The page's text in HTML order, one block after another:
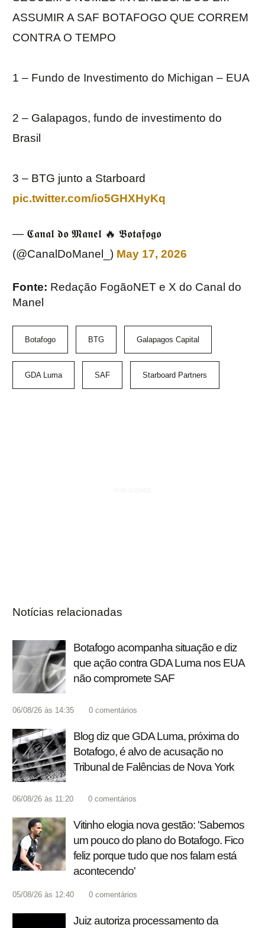
ASSUMIR A SAF BOTAFOGO QUE CORREM
CONTRA O TEMPO
1 – Fundo de Investimento do Michigan – EUA
2 – Galapagos, fundo de investimento do
Brasil
3 – BTG junto a Starboard
pic.twitter.com/io5GHXHyKq
— 𝕮𝖆𝖓𝖆𝖑 𝖉𝖔 𝕸𝖆𝖓𝖊𝖑 🔥 𝕭𝖔𝖙𝖆𝖋𝖔𝖌𝖔
(@CanalDoManel_) May 17, 2026
Fonte: Redação FogãoNET e X do Canal do
Manel
Botafogo BTG Galapagos Capital
GDA Luma SAF Starboard Partners
Notícias relacionadas
Botafogo acompanha situação e diz
que ação contra GDA Luma nos EUA
não compromete SAF
06/08/26 às 14:35 0 comentários
Blog diz que GDA Luma, próxima do
Botafogo, é alvo de acusação no
Tribunal de Falências de Nova York
06/08/26 às 11:20 0 comentários
Vitinho elogia nova gestão: 'Sabemos
um pouco do plano do Botafogo. Fico
feliz porque tudo que nos falam está
acontecendo'
05/08/26 às 12:40 0 comentários
Juiz autoriza processamento da